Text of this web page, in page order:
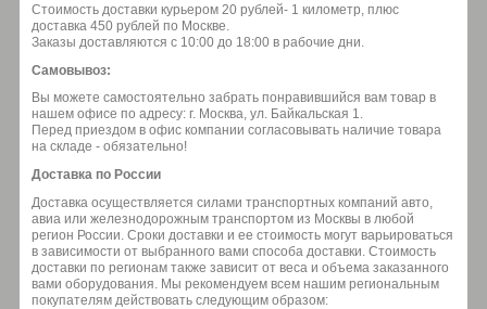
Стоимость доставки курьером 20 рублей- 1 километр, плюс
доставка 450 рублей по Москве.
Заказы доставляются с 10:00 до 18:00 в рабочие дни.
Самовывоз:
Вы можете самостоятельно забрать понравившийся вам товар в
нашем офисе по адресу: г. Москва, ул. Байкальская 1.
Перед приездом в офис компании согласовывать наличие товара
на складе - обязательно!
Доставка по России
Доставка осуществляется силами транспортных компаний авто,
авиа или железнодорожным транспортом из Москвы в любой
регион России. Сроки доставки и ее стоимость могут варьироваться
в зависимости от выбранного вами способа доставки. Стоимость
доставки по регионам также зависит от веса и объема заказанного
вами оборудования. Мы рекомендуем всем нашим региональным
покупателям действовать следующим образом: